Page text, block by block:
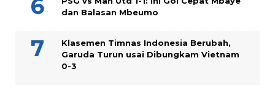
dan Balasan Mbeumo
Klasemen Timnas Indonesia Berubah,
Garuda Turun usai Dibungkam Vietnam
0-3